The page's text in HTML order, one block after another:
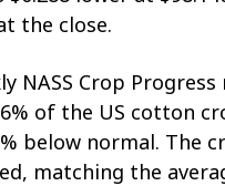
the close.
NASS Crop
of the US cotton
below normal. The
matching the